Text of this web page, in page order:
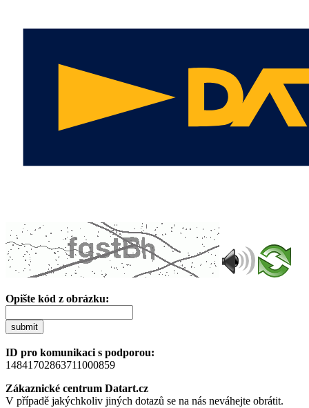
Opište kód z obrázku:
submit
ID pro komunikaci s podporou:
14841702863711000859
Zákaznické centrum Datart.cz
V případě jakýchkoliv jiných dotazů se na nás neváhejte obrátit.